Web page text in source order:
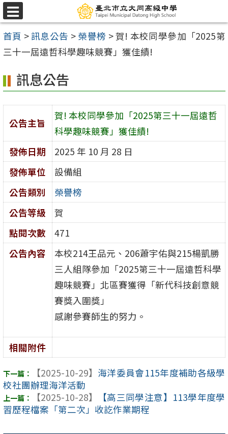
跳
至
主
要
容
區
選
單
首頁 >訊息公告 > 榮譽榜 >賀! 本校同學參加「2025第
三十一屆遠哲科學趣味競賽」獲佳績!
訊息公告
公告主旨
賀! 本校同學參加「2025第三十一屆遠哲
科學趣味競賽」獲佳績!
發佈日期
2025 年 10 月 28 日
發佈單位
設備組
公告類別
榮譽榜
公告等級
賀
點閱次數
471
公告內容
本校214王品元、206蕭宇佑與215楊凱勝
三人組隊參加「2025第三十一屆遠哲科學
趣味競賽」北區賽獲得「新代科技創意競
賽獎入圍獎」
感謝參賽師生的努力。
相關附件
【2025-10-29】 海洋委員會115年度補助各級學
校社團辦理海洋活動
【2025-10-28】
【高三同學注意】113學年度學
習歷程檔案「第二次」收訖作業期程